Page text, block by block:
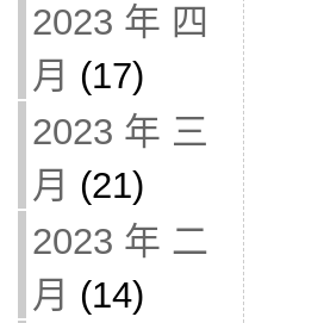
2023 年 四
月 (17)
2023 年 三
月 (21)
2023 年 二
月 (14)